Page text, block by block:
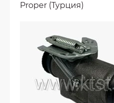
Proper (Турция)